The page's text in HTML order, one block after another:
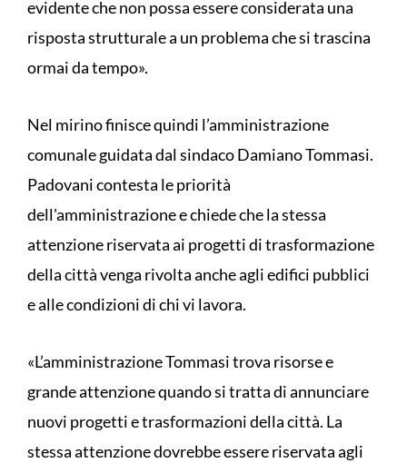
evidente che non possa essere considerata una
risposta strutturale a un problema che si trascina
ormai da tempo».
Nel mirino finisce quindi l’amministrazione
comunale guidata dal sindaco Damiano Tommasi.
Padovani contesta le priorità
dell'amministrazione e chiede che la stessa
attenzione riservata ai progetti di trasformazione
della città venga rivolta anche agli edifici pubblici
e alle condizioni di chi vi lavora.
«L’amministrazione Tommasi trova risorse e
grande attenzione quando si tratta di annunciare
nuovi progetti e trasformazioni della città. La
stessa attenzione dovrebbe essere riservata agli